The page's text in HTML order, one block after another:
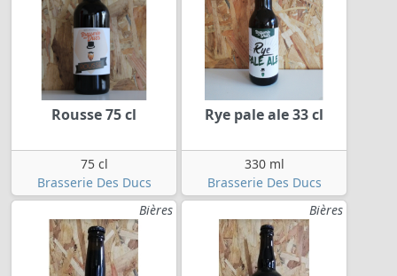
Rousse 75 cl
75 cl
Brasserie Des Ducs
Rye pale ale 33 cl
330 ml
Brasserie Des Ducs
Bières
Bières